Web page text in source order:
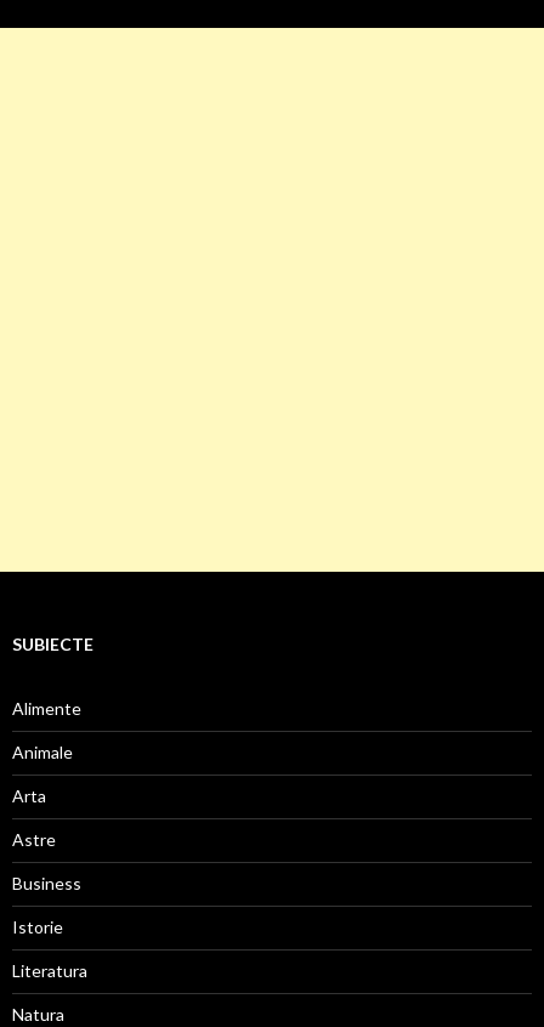
SUBIECTE
Alimente
Animale
Arta
Astre
Business
Istorie
Literatura
Natura